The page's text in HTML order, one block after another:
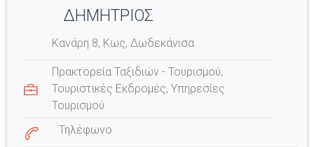
ΔΗΜΗΤΡΙΟΣ
Κανάρη 8, Κως, Δωδεκάνισα
Πρακτορεία Ταξιδιών - Τουρισμού,
Τουριστικές Εκδρομές,Υπηρεσίες
Τουρισμού
Τηλέφωνο